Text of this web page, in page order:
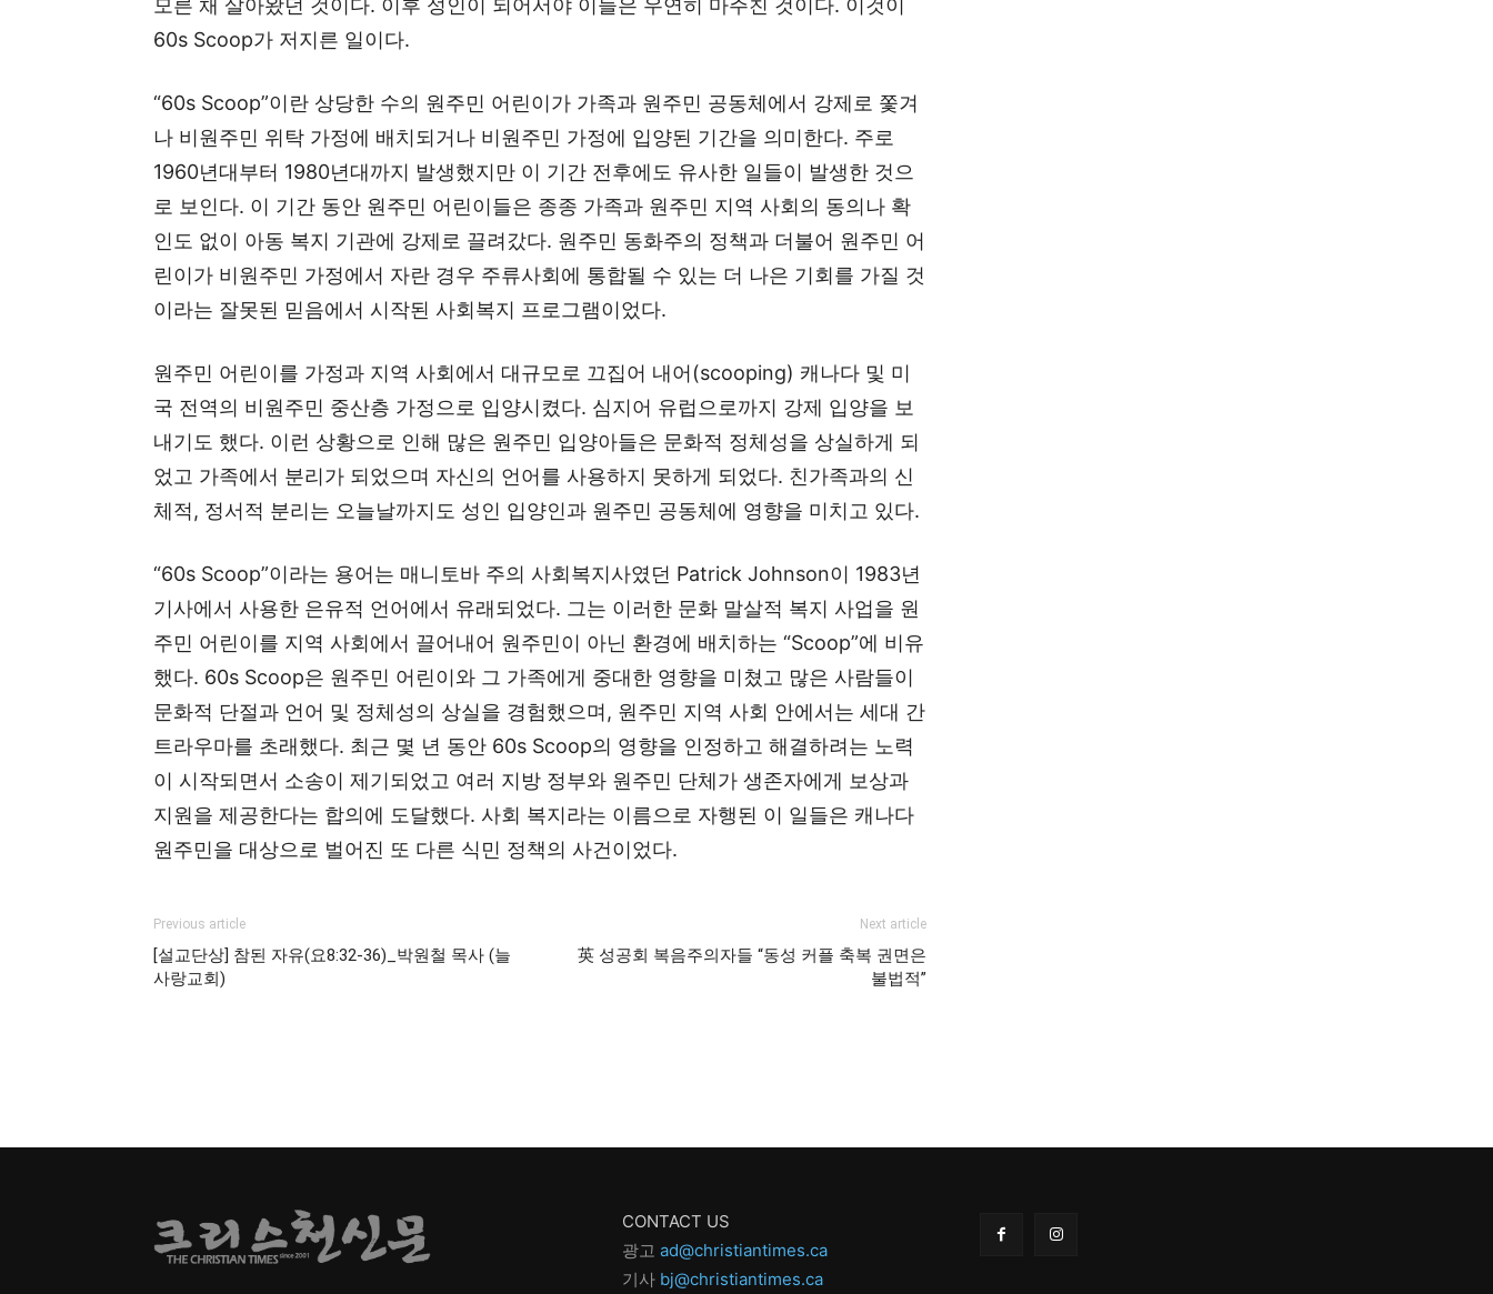
모른 채 살아왔던 것이다. 이후 성인이 되어서야 이들은 우연히 마주친 것이다. 이것이
60s Scoop가 저지른 일이다.
“60s Scoop”이란 상당한 수의 원주민 어린이가 가족과 원주민 공동체에서 강제로 쫓겨
나 비원주민 위탁 가정에 배치되거나 비원주민 가정에 입양된 기간을 의미한다. 주로
1960년대부터 1980년대까지 발생했지만 이 기간 전후에도 유사한 일들이 발생한 것으
로 보인다. 이 기간 동안 원주민 어린이들은 종종 가족과 원주민 지역 사회의 동의나 확
인도 없이 아동 복지 기관에 강제로 끌려갔다. 원주민 동화주의 정책과 더불어 원주민 어
린이가 비원주민 가정에서 자란 경우 주류사회에 통합될 수 있는 더 나은 기회를 가질 것
이라는 잘못된 믿음에서 시작된 사회복지 프로그램이었다.
원주민 어린이를 가정과 지역 사회에서 대규모로 끄집어 내어(scooping) 캐나다 및 미
국 전역의 비원주민 중산층 가정으로 입양시켰다. 심지어 유럽으로까지 강제 입양을 보
내기도 했다. 이런 상황으로 인해 많은 원주민 입양아들은 문화적 정체성을 상실하게 되
었고 가족에서 분리가 되었으며 자신의 언어를 사용하지 못하게 되었다. 친가족과의 신
체적, 정서적 분리는 오늘날까지도 성인 입양인과 원주민 공동체에 영향을 미치고 있다.
“60s Scoop”이라는 용어는 매니토바 주의 사회복지사였던 Patrick Johnson이 1983년
기사에서 사용한 은유적 언어에서 유래되었다. 그는 이러한 문화 말살적 복지 사업을 원
주민 어린이를 지역 사회에서 끌어내어 원주민이 아닌 환경에 배치하는 “Scoop”에 비유
했다. 60s Scoop은 원주민 어린이와 그 가족에게 중대한 영향을 미쳤고 많은 사람들이
문화적 단절과 언어 및 정체성의 상실을 경험했으며, 원주민 지역 사회 안에서는 세대 간
트라우마를 초래했다. 최근 몇 년 동안 60s Scoop의 영향을 인정하고 해결하려는 노력
이 시작되면서 소송이 제기되었고 여러 지방 정부와 원주민 단체가 생존자에게 보상과
지원을 제공한다는 합의에 도달했다. 사회 복지라는 이름으로 자행된 이 일들은 캐나다
원주민을 대상으로 벌어진 또 다른 식민 정책의 사건이었다.
Previous article
[설교단상] 참된 자유(요8:32-36)_박원철 목사 (늘
사랑교회)
Next article
英 성공회 복음주의자들 “동성 커플 축복 권면은
불법적”
CONTACT US
광고 ad@christiantimes.ca
기사 bj@christiantimes.ca